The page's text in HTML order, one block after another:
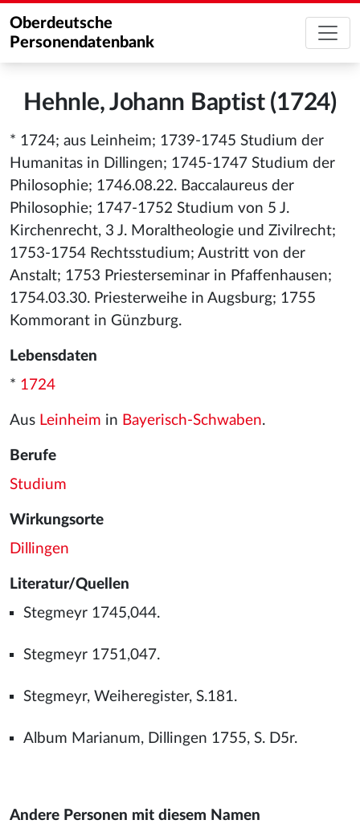
Oberdeutsche
Personendatenbank
Hehnle, Johann Baptist (1724)
* 1724; aus Leinheim; 1739-1745 Studium der
Humanitas in Dillingen; 1745-1747 Studium der
Philosophie; 1746.08.22. Baccalaureus der
Philosophie; 1747-1752 Studium von 5 J.
Kirchenrecht, 3 J. Moraltheologie und Zivilrecht;
1753-1754 Rechtsstudium; Austritt von der
Anstalt; 1753 Priesterseminar in Pfaffenhausen;
1754.03.30. Priesterweihe in Augsburg; 1755
Kommorant in Günzburg.
Lebensdaten
* 1724
Aus Leinheim in Bayerisch-Schwaben.
Berufe
Studium
Wirkungsorte
Dillingen
Literatur/Quellen
Stegmeyr 1745,044.
Stegmeyr 1751,047.
Stegmeyr, Weiheregister, S.181.
Album Marianum, Dillingen 1755, S. D5r.
Andere Personen mit diesem Namen